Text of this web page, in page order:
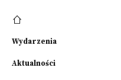
Wydarzenia
Aktualności